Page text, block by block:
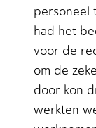
personeel
had het
voor de
om de
door kon
werkten